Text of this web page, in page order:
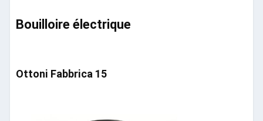
Bouilloire électrique
Ottoni Fabbrica 15